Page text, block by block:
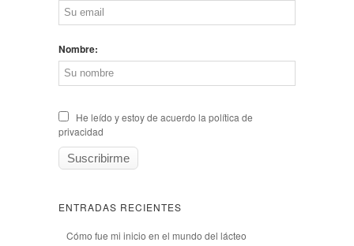
Nombre:
He leído y estoy de acuerdo la política de
privacidad
ENTRADAS RECIENTES
Cómo fue mi inicio en el mundo del lácteo